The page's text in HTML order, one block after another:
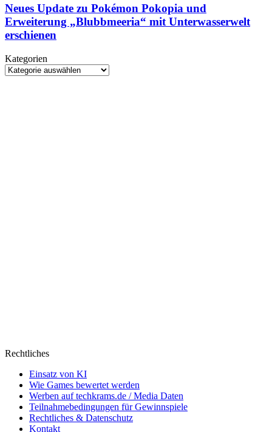
Resonant
erstmals
spielbar
zu
Pokémon
Pokopia
und
„Blubbmeeria“
mit
Neues Update zu Pokémon Pokopia und
Erweiterung „Blubbmeeria“ mit Unterwasserwelt
erschienen
Kategorien
Kategorien
Rechtliches
Einsatz von KI
Wie Games bewertet werden
Werben auf techkrams.de / Media Daten
Teilnahmebedingungen für Gewinnspiele
Rechtliches & Datenschutz
Kontakt